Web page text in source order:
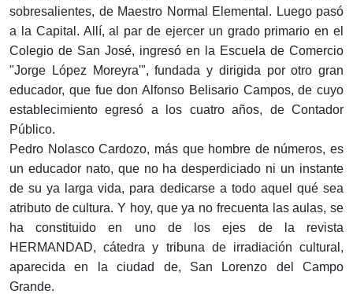
sobresalientes, de Maestro Normal Elemental. Luego pasó
a la Capital. Allí, al par de ejercer un grado primario en el
Colegio de San José, ingresó en la Escuela de Comercio
"Jorge López Moreyra'", fundada y dirigida por otro gran
educador, que fue don Alfonso Belisario Campos, de cuyo
establecimiento egresó a los cuatro años, de Contador
Público.
Pedro Nolasco Cardozo, más que hombre de números, es
un educador nato, que no ha desperdiciado ni un instante
de su ya larga vida, para dedicarse a todo aquel qué sea
atributo de cultura. Y hoy, que ya no frecuenta las aulas, se
ha constituido en uno de los ejes de la revista
HERMANDAD, cátedra y tribuna de irradiación cultural,
aparecida en la ciudad de, San Lorenzo del Campo
Grande.